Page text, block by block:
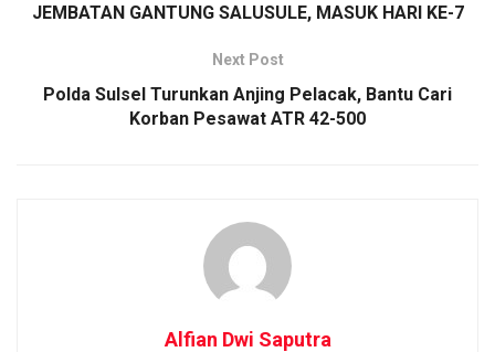
JEMBATAN GANTUNG SALUSULE, MASUK HARI KE-7
Next Post
Polda Sulsel Turunkan Anjing Pelacak, Bantu Cari
Korban Pesawat ATR 42-500
Alfian Dwi Saputra